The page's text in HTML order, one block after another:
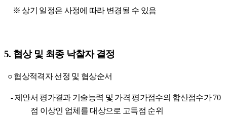
※상기 일정은 사정에 따라 변경될 수 있음
5. 협상 및 최종 낙찰자 결정
○ 협상적격자 선정 및 협상순서
-제안서 평가결과 기술능력 및 가격 평가점수의 합산점수가70
점 이상인 업체를 대상으로 고득점 순위